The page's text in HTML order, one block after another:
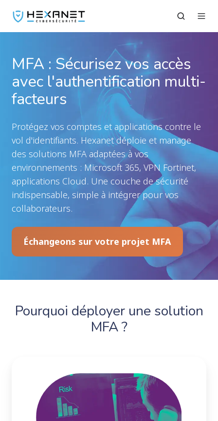
MFA : Sécurisez vos accès
avec l'authentification multi-
facteurs
Protégez vos comptes et applications contre le
vol d'identifiants. Hexanet déploie et manage
des solutions MFA adaptées à vos
environnements : Microsoft 365, VPN Fortinet,
applications Cloud. Une couche de sécurité
indispensable, simple à intégrer pour vos
collaborateurs.
Échangeons sur votre projet MFA
Pourquoi déployer une solution
MFA ?